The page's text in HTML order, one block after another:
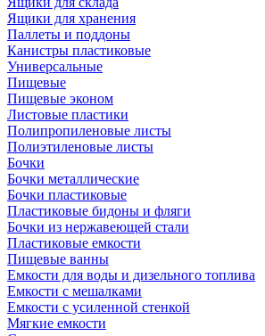
Ящики для хранения
Паллеты и поддоны
Канистры пластиковые
Универсальные
Пищевые
Пищевые эконом
Листовые пластики
Полипропиленовые листы
Полиэтиленовые листы
Бочки
Бочки металлические
Бочки пластиковые
Пластиковые бидоны и фляги
Бочки из нержавеющей стали
Пластиковые емкости
Пищевые ванны
Емкости для воды и дизельного топлива
Емкости с мешалками
Емкости с усиленной стенкой
Мягкие емкости